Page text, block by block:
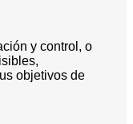
y control, o
objetivos de